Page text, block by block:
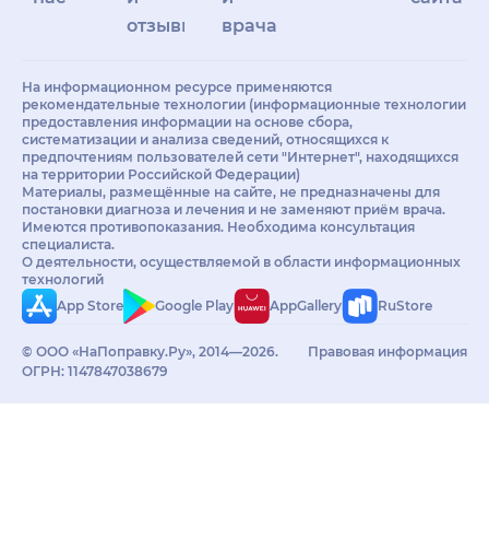
отзывы
врачам
На информационном ресурсе применяются
рекомендательные технологии (информационные технологии
предоставления информации на основе сбора,
систематизации и анализа сведений, относящихся к
предпочтениям пользователей сети "Интернет", находящихся
на территории Российской Федерации)
Материалы, размещённые на сайте, не предназначены для
постановки диагноза и лечения и не заменяют приём врача.
Имеются противопоказания. Необходима консультация
специалиста.
О деятельности, осуществляемой в области информационных
технологий
App Store
Google Play AppGallery RuStore
© ООО «НаПоправку.Ру», 2014—2026.
ОГРН: 1147847038679
Правовая информация